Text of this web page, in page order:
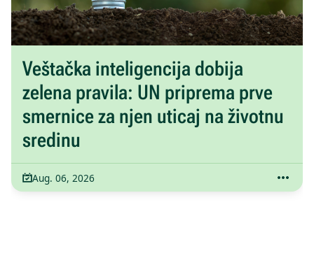
Veštačka inteligencija dobija
zelena pravila: UN priprema prve
smernice za njen uticaj na životnu
sredinu
Aug. 06, 2026